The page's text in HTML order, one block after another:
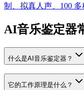
制、拟真人声、100 多
AI音乐鉴定器
什么是AI音乐鉴定器？
它的工作原理是什么？